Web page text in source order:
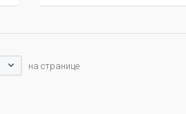
на странице